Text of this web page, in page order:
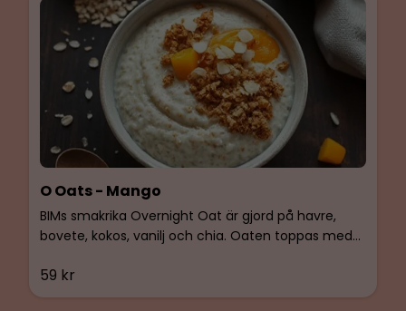
O Oats - Mango
59 kr
BIMs smakrika Overnight Oat är gjord på havre,
bovete, kokos, vanilj och chia. Oaten toppas med